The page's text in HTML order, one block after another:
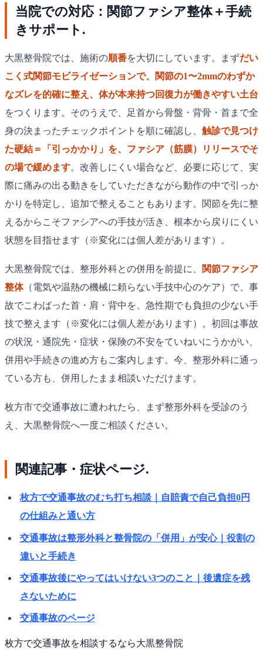
当院での対応：関節ファシア整体＋手続
きサポート.
大黒整骨院では、施術の順番を大切にしています。まずだい
こく式関節モビライゼーションで、関節の1〜2mmのわずか
なズレを的確に整え、体が本来持つ回復力が働きやすい土台
をつくります。そのうえで、足首から骨盤・背骨・首まで全
身の決まったチェックポイントを順に確認し、 触診で見つけ
た硬結＝「引っかかり」を、ファシア（筋膜）リリースでそ
の場で緩めます。改善しにくい場合など、必要に応じて、実
際に痛みの出る動きをしていただきながら動作の中で引っか
かりを特定し、追加で整えることもあります。関節を先に整
えるからこそファシアへの手技が活き、根本から戻りにくい
状態を目指せます（※変化には個人差があります）。
大黒整骨院では、整形外科との併用を前提に、
関節ファシア
整体（電気や温熱の機械に頼らない手技中心のケア）で、事
故でこわばった首・肩・背中を、急性期でも負担の少ない手
技で整えます（※変化には個人差があります）。初回は事故
の状況・通院先・症状・保険の不安をていねいにうかがい、
併用や手続きの進め方もご案内します。今、整形外科に通っ
ている方も、併用したまま相談いただけます。
枚方市で交通事故に遭われたら、まず整形外科を受診のう
え、大黒整骨院へ一度ご相談ください。
関連記事・症状ページ.
枚方で交通事故のむち打ち相談｜自賠責で自己負担0円
の仕組みと通い方
交通事故は整形外科と整骨院の「併用」が安心｜役割の
違いと手続き
交通事故後にやってはいけない3つのこと｜後遺症を残
さないために
交通事故のページ
枚方で交通事故を相談するなら大黒整骨院